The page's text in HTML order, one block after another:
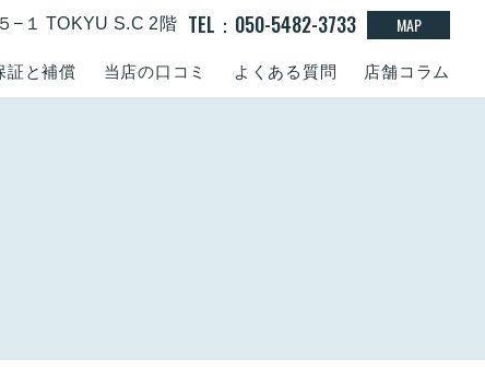
証と補償 当店の口コミ よくある質問 店舗コラム
−１ TOKYU S.C 2階 TEL：050-5482-3733 MAP